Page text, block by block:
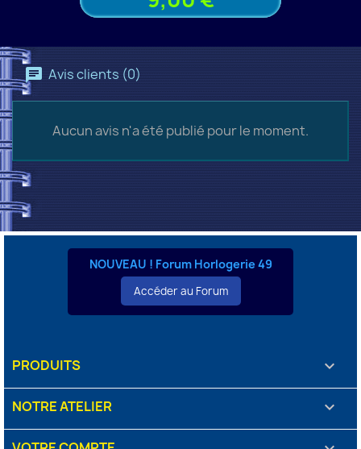
Avis clients (0)
Aucun avis n'a été publié pour le moment.
NOUVEAU ! Forum Horlogerie 49
Accéder au Forum
PRODUITS 
NOTRE ATELIER 